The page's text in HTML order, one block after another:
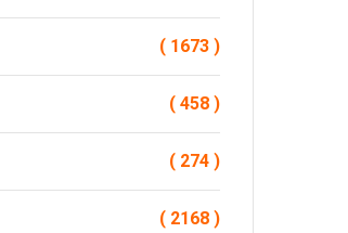
( 1673 )
( 458 )
( 274 )
( 2168 )